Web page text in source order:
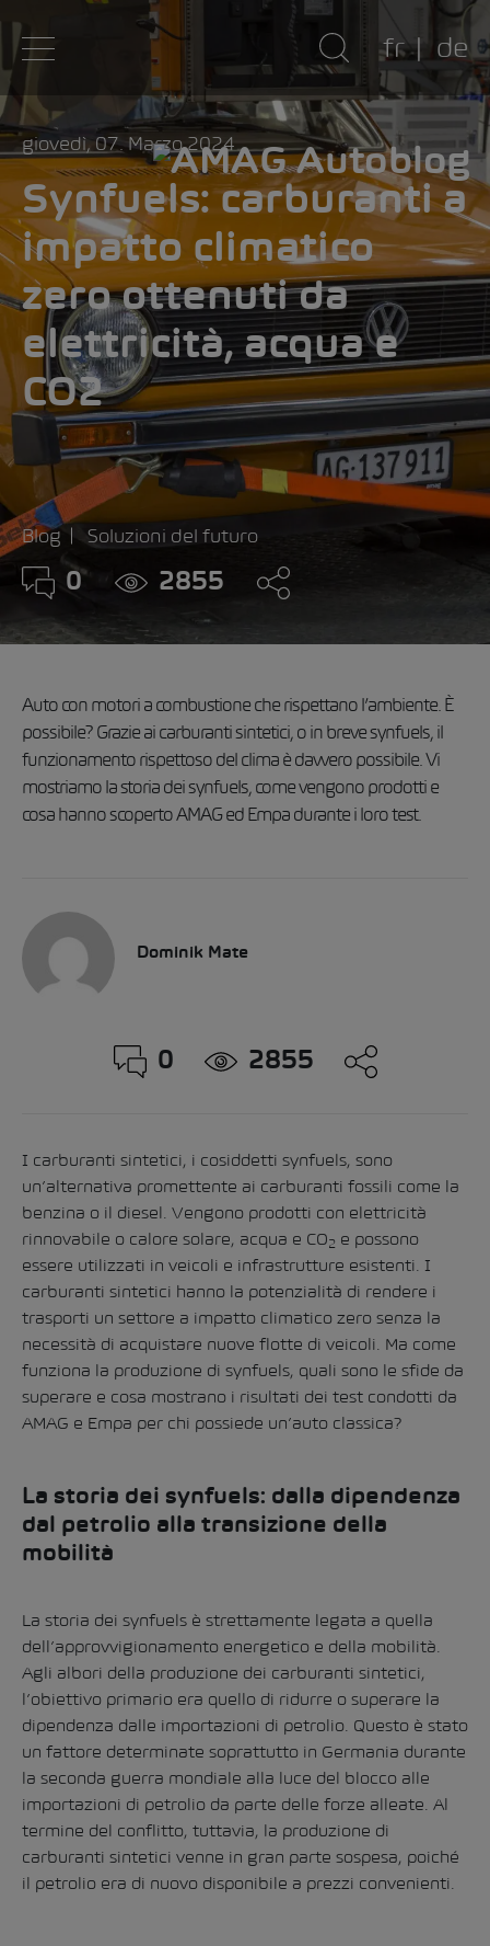
fr de
giovedì, 07. Marzo 2024
Synfuels: carburanti a
impatto climatico
zero ottenuti da
elettricità, acqua e
CO2
Blog Soluzioni del futuro
0 2855
Auto con motori a combustione che rispettano l’ambiente. È
possibile? Grazie ai carburanti sintetici, o in breve synfuels, il
funzionamento rispettoso del clima è davvero possibile. Vi
mostriamo la storia dei synfuels, come vengono prodotti e
cosa hanno scoperto AMAG ed Empa durante i loro test.
Dominik Mate
0 2855
I carburanti sintetici, i cosiddetti synfuels, sono
un’alternativa promettente ai carburanti fossili come la
benzina o il diesel. Vengono prodotti con elettricità
rinnovabile o calore solare, acqua e CO2 e possono
essere utilizzati in veicoli e infrastrutture esistenti. I
carburanti sintetici hanno la potenzialità di rendere i
trasporti un settore a impatto climatico zero senza la
necessità di acquistare nuove flotte di veicoli. Ma come
funziona la produzione di synfuels, quali sono le sfide da
superare e cosa mostrano i risultati dei test condotti da
AMAG e Empa per chi possiede un’auto classica?
La storia dei synfuels: dalla dipendenza
dal petrolio alla transizione della
mobilità
La storia dei synfuels è strettamente legata a quella
dell’approvvigionamento energetico e della mobilità.
Agli albori della produzione dei carburanti sintetici,
l’obiettivo primario era quello di ridurre o superare la
dipendenza dalle importazioni di petrolio. Questo è stato
un fattore determinate soprattutto in Germania durante
la seconda guerra mondiale alla luce del blocco alle
importazioni di petrolio da parte delle forze alleate. Al
termine del conflitto, tuttavia, la produzione di
carburanti sintetici venne in gran parte sospesa, poiché
il petrolio era di nuovo disponibile a prezzi convenienti.